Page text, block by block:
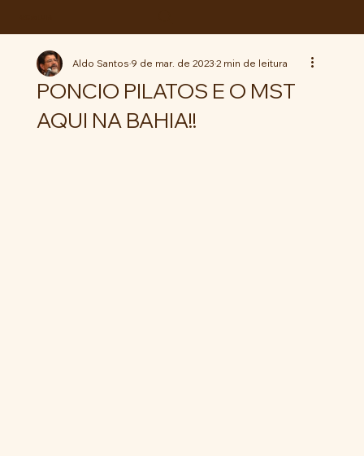
PONCIO PILATOS E O MST
AQUI NA BAHIA!!
Aldo Santos9 de mar. de 20232 min de leitura